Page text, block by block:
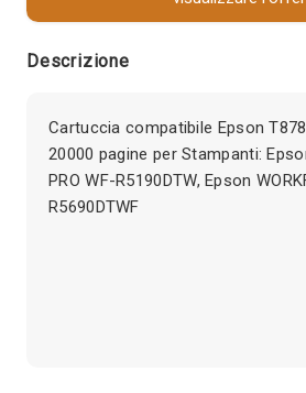
Descrizione
Cartuccia compatibile Epson
20000 pagine per Stampanti:
PRO WF-R5190DTW, Epson
R5690DTWF